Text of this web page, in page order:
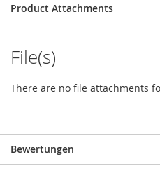
Product Attachments
File(s)
There are no file attachments
Bewertungen